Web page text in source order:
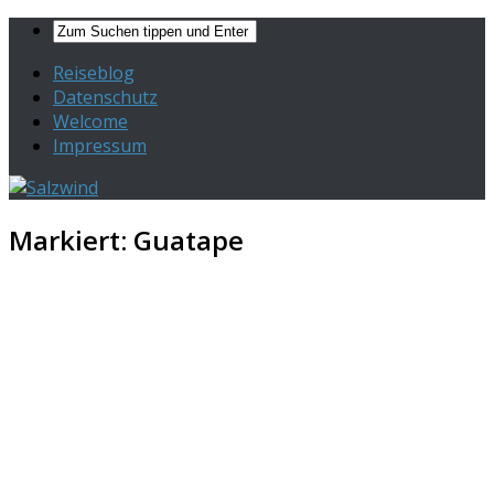
Reiseblog
Datenschutz
Welcome
Impressum
Markiert: Guatape